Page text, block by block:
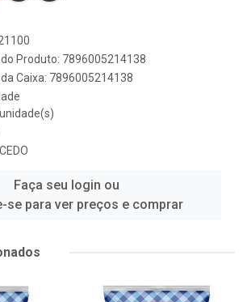
Produto: 7896005214138
Caixa: 7896005214138
Faça seu login ou
se para ver preços e comprar